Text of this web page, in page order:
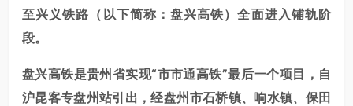
至兴义铁路（以下简称：盘兴高铁）全面进入铺轨阶
段。
盘兴高铁是贵州省实现“市市通高铁”最后一个项目，自
沪昆客专盘州站引出，经盘州市石桥镇、响水镇、保田